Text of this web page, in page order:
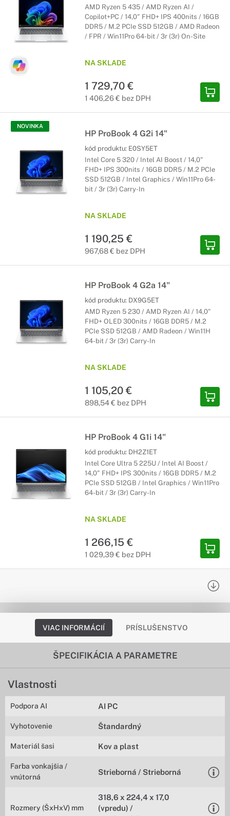
AMD Ryzen 5 435 / AMD Ryzen AI /
Copilot+PC / 14,0" FHD+ IPS 400nits / 16GB
DDR5 / M.2 PCIe SSD 512GB / AMD Radeon
/ FPR / Win11Pro 64-bit / 3r (3r) On-Site
NA SKLADE
1 729,70 €
1 406,26 € bez DPH
NOVINKA
HP ProBook 4 G2i 14"
kód produktu: E0SY5ET
Intel Core 5 320 / Intel AI Boost / 14,0"
FHD+ IPS 300nits / 16GB DDR5 / M.2 PCIe
SSD 512GB / Intel Graphics / Win11Pro 64-
bit / 3r (3r) Carry-In
NA SKLADE
1 190,25 €
967,68 € bez DPH
HP ProBook 4 G2a 14"
kód produktu: DX9G5ET
AMD Ryzen 5 230 / AMD Ryzen AI / 14,0"
FHD+ OLED 300nits / 16GB DDR5 / M.2
PCIe SSD 512GB / AMD Radeon / Win11H
64-bit / 3r (3r) Carry-In
NA SKLADE
1 105,20 €
898,54 € bez DPH
HP ProBook 4 G1i 14"
kód produktu: DH2Z1ET
Intel Core Ultra 5 225U / Intel AI Boost /
14,0" FHD+ IPS 300nits / 16GB DDR5 / M.2
PCIe SSD 512GB / Intel Graphics / Win11Pro
64-bit / 3r (3r) Carry-In
NA SKLADE
1 266,15 €
1 029,39 € bez DPH
VIAC INFORMÁCIÍ PRÍSLUŠENSTVO
ŠPECIFIKÁCIA A PARAMETRE
Vlastnosti
Podpora AI AI PC
Vyhotovenie Štandardný
Materiál šasi Kov a plast
Farba vonkajšia /
vnútorná
Strieborná / Strieborná
Rozmery (ŠxHxV) mm
318,6 x 224,4 x 17,0
(vpredu) /